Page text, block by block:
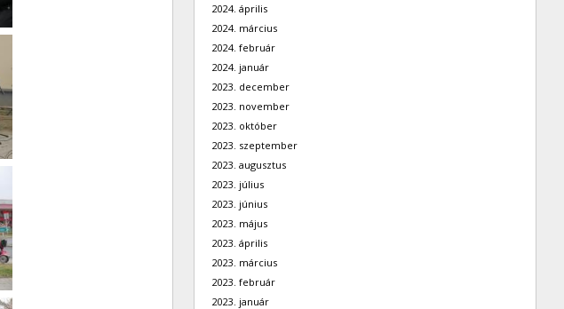
2024. április
2024. március
2024. február
2024. január
2023. december
2023. november
2023. október
2023. szeptember
2023. augusztus
2023. július
2023. június
2023. május
2023. április
2023. március
2023. február
2023. január